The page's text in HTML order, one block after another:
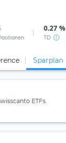
0.27 %
TD
Sparplan
ETFs.